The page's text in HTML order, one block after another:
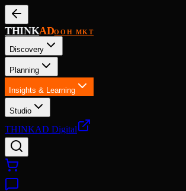
THINKADOOH MKT
Discovery
Planning
Insights & Learning
Studio
THINKAD Digital